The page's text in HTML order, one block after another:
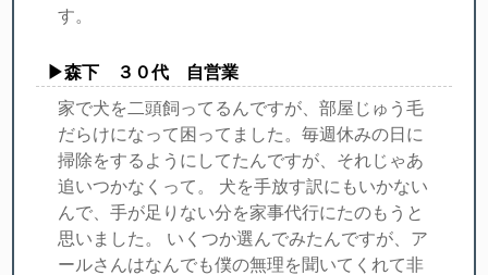
す。
▶︎森下 ３０代 自営業
家で犬を二頭飼ってるんですが、部屋じゅう毛
だらけになって困ってました。毎週休みの日に
掃除をするようにしてたんですが、それじゃあ
追いつかなくって。 犬を手放す訳にもいかない
んで、手が足りない分を家事代行にたのもうと
思いました。 いくつか選んでみたんですが、ア
ールさんはなんでも僕の無理を聞いてくれて非